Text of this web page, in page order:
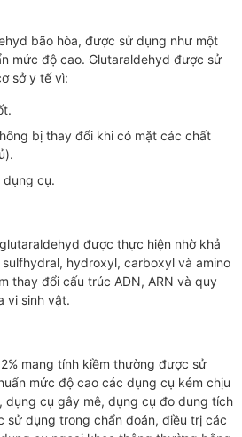
bão hòa, được sử dụng như một
mức độ cao. Glutaraldehyd được sử
sở y tế vì:
bị thay đổi khi có mặt các chất
dụng cụ.
được thực hiện nhờ khả
hydroxyl, carboxyl và amino
thay đổi cấu trúc ADN, ARN và quy
vi sinh vật.
mang tính kiềm thường được sử
mức độ cao các dụng cụ kém chịu
dụng cụ gây mê, dụng cụ đo dung tích
sử dụng trong chẩn đoán, điều trị các